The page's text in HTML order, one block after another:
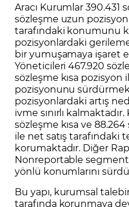
Aracı Kurumlar 390.431
sözleşme uzun
tarafındaki konumunu
pozisyonlardaki gerileme
bir yumuşamaya işaret
Yöneticileri 467.920
sözleşme kısa pozisyon
pozisyonunu
pozisyonlardaki artış
ivme sınırlı kalmaktadır.
sözleşme kısa ve
ile net satış
korumaktadır. Diğer
Nonreportable
yönlü konumlarını
Bu yapı, kurumsal
tarafında korunmaya